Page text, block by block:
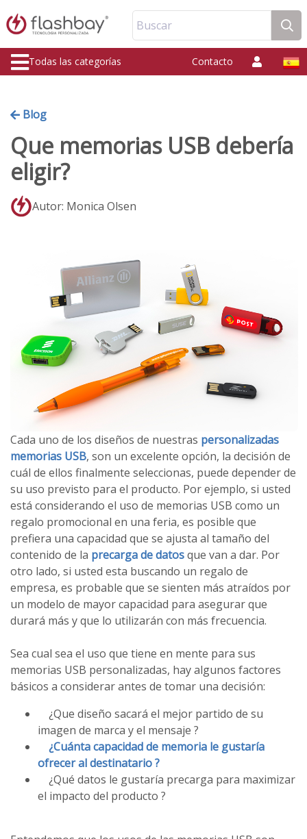
Buscar
Todas las categorías Contacto
Blog
Que memorias USB debería
eligir?
Autor: Monica Olsen
Cada uno de los diseños de nuestras personalizadas
memorias USB, son un excelente opción, la decisión de
cuál de ellos finalmente seleccionas, puede depender de
su uso previsto para el producto. Por ejemplo, si usted
está considerando el uso de memorias USB como un
regalo promocional en una feria, es posible que
prefiera una capacidad que se ajusta al tamaño del
contenido de la precarga de datosque van a dar. Por
otro lado, si usted esta buscando un regalo de
empresa, es probable que se sienten más atraídos por
un modelo de mayor capacidad para asegurar que
durará más y que lo utilizarán con más frecuencia.
Sea cual sea el uso que tiene en mente para sus
memorias USB personalizadas, hay algunos factores
básicos a considerar antes de tomar una decisión:
¿Que diseño sacará el mejor partido de su
imagen de marca y el mensaje ?
¿Cuánta capacidad de memoria le gustaría
ofrecer al destinatario ?
¿Qué datos le gustaría precarga para maximizar
el impacto del producto ?